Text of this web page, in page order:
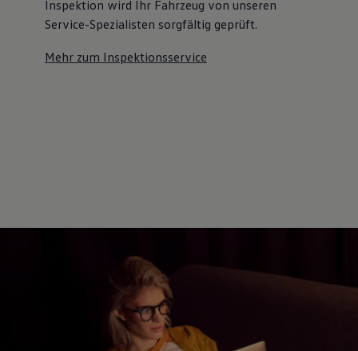
Inspektion wird Ihr Fahrzeug von unseren
Service-Spezialisten sorgfältig geprüft.
Mehr zum Inspektionsservice